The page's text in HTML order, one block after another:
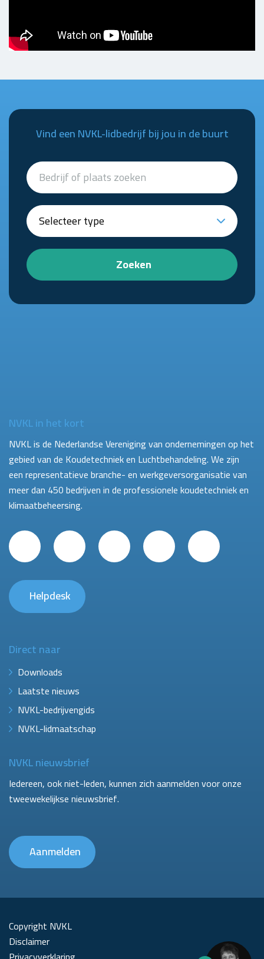
Vind een NVKL-lidbedrijf bij jou in de buurt
Zoeken
NVKL in het kort
NVKL is de Nederlandse Vereniging van ondernemingen op het
gebied van de Koudetechniek en Luchtbehandeling. We zijn
een representatieve branche- en werkgeversorganisatie van
meer dan 450 bedrijven in de professionele koudetechniek en
klimaatbeheersing.
Helpdesk
Direct naar
Downloads
Laatste nieuws
NVKL-bedrijvengids
NVKL-lidmaatschap
NVKL nieuwsbrief
Iedereen, ook niet-leden, kunnen zich aanmelden voor onze
tweewekelijkse nieuwsbrief.
Aanmelden
Copyright NVKL
Disclaimer